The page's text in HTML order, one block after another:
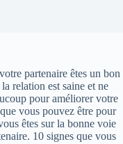
partenaire êtes un bon
relation est saine et ne
pour améliorer votre
vous pouvez être pour
êtes sur la bonne voie
10 signes que vous